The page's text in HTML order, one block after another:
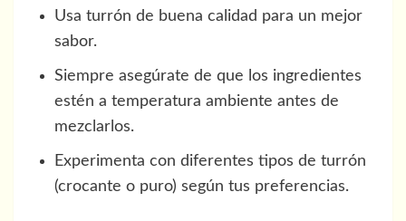
Usa turrón de buena calidad para un mejor
sabor.
Siempre asegúrate de que los ingredientes
estén a temperatura ambiente antes de
mezclarlos.
Experimenta con diferentes tipos de turrón
(crocante o puro) según tus preferencias.